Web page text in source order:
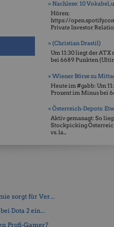
» Nachlese: 10 Vokabel,
Hören:
https://
Private Investor
» (Christian Drastil)
Um 11:30 liegt der
bei 6689 Punkten
» Wiener Börse zu
Heute im #gabb: Um
Prozent im Minus bei
» Österreich-Depots:
Aktiv gemanagt: So
Stockpicking
vs. la...
sorgt für Ver...
Dota 2 ein...
Profi-Gamer?